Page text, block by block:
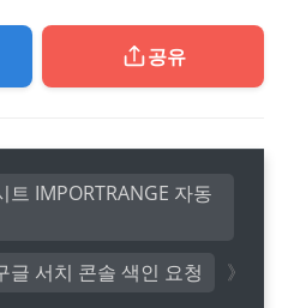
공유
글 서치 콘솔 색인 요청
트 IMPORTRANGE 자동